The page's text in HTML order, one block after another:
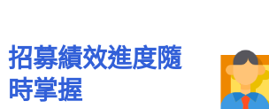
招募績效進度隨
時掌握